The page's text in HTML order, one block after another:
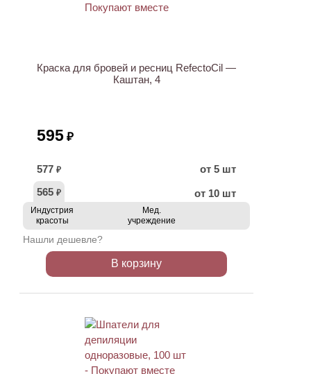
Краска для бровей и ресниц RefectoCil —
Каштан, 4
595 ₽
577 ₽
от 5 шт
565 ₽ от 10 шт
Индустрия
красоты
Мед.
учреждение
Нашли дешевле?
В корзину